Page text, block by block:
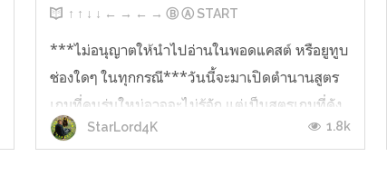
↑ ↑ ↓ ↓ ← → ← → Ⓑ Ⓐ START
***ไม่อนุญาตให้นำไปอ่านในพอดแคสต์ หรือยูทูบ
ช่องใดๆ ในทุกกรณี***วันนี้จะมาเปิดตำนานสูตร
เกมที่คนรุ่นใหม่อาจจะไม่รู้จัก แต่เป็นสูตรเกมที่ดัง
มากๆ และยังใช้กันแพร่หลายมาจนถึงปัจจุบัน เป็น
StarLord4K 1.8k